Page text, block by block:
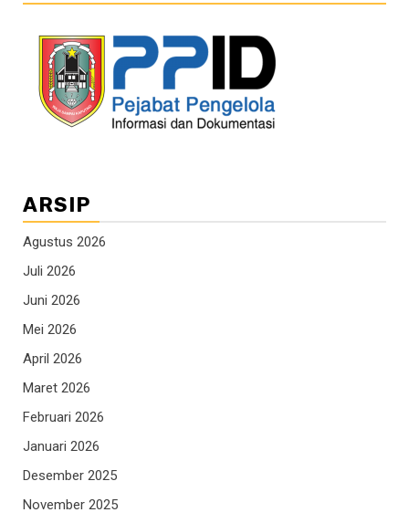
ARSIP
Agustus 2026
Juli 2026
Juni 2026
Mei 2026
April 2026
Maret 2026
Februari 2026
Januari 2026
Desember 2025
November 2025